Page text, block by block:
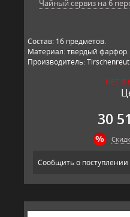
Чайный сервиз на 6
Состав: 16 предметов.
Материал: твердый фарфор.
Производитель:
НЕТ В
30
Сообщить о поступлении